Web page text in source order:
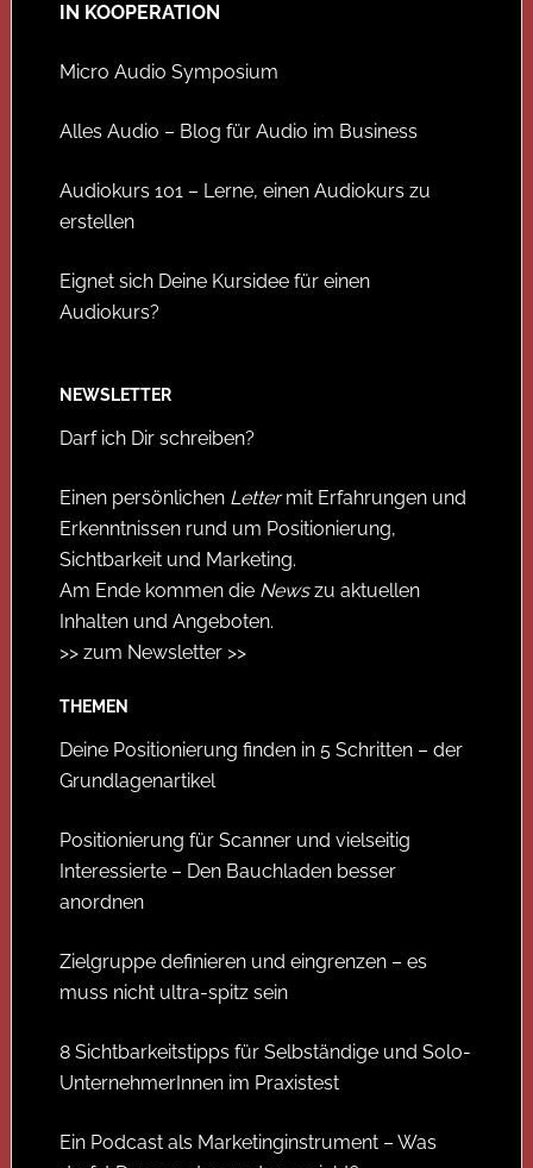
IN KOOPERATION
Micro Audio Symposium
Alles Audio – Blog für Audio im Business
Audiokurs 101 – Lerne, einen Audiokurs zu
erstellen
Eignet sich Deine Kursidee für einen
Audiokurs?
NEWSLETTER
Darf ich Dir schreiben?
Einen persönlichen Lettermit Erfahrungen und
Erkenntnissen rund um Positionierung,
Sichtbarkeit und Marketing.
Am Ende kommen die Newszu aktuellen
Inhalten und Angeboten.
>> zum Newsletter >>
THEMEN
Deine Positionierung finden in 5 Schritten – der
Grundlagenartikel
Positionierung für Scanner und vielseitig
Interessierte – Den Bauchladen besser
anordnen
Zielgruppe definieren und eingrenzen – es
muss nicht ultra-spitz sein
8 Sichtbarkeitstipps für Selbständige und Solo-
UnternehmerInnen im Praxistest
Ein Podcast als Marketinginstrument – Was